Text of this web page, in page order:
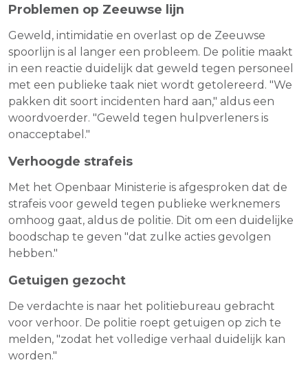
Problemen op Zeeuwse lijn
Geweld, intimidatie en overlast op de Zeeuwse
spoorlijn is al langer een probleem. De politie maakt
in een reactie duidelijk dat geweld tegen personeel
met een publieke taak niet wordt getolereerd. "We
pakken dit soort incidenten hard aan," aldus een
woordvoerder. "Geweld tegen hulpverleners is
onacceptabel."
Verhoogde strafeis
Met het Openbaar Ministerie is afgesproken dat de
strafeis voor geweld tegen publieke werknemers
omhoog gaat, aldus de politie. Dit om een duidelijke
boodschap te geven "dat zulke acties gevolgen
hebben."
Getuigen gezocht
De verdachte is naar het politiebureau gebracht
voor verhoor. De politie roept getuigen op zich te
melden, "zodat het volledige verhaal duidelijk kan
worden."